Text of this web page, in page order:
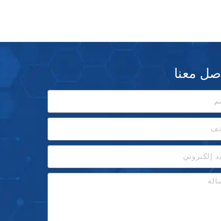
معنا